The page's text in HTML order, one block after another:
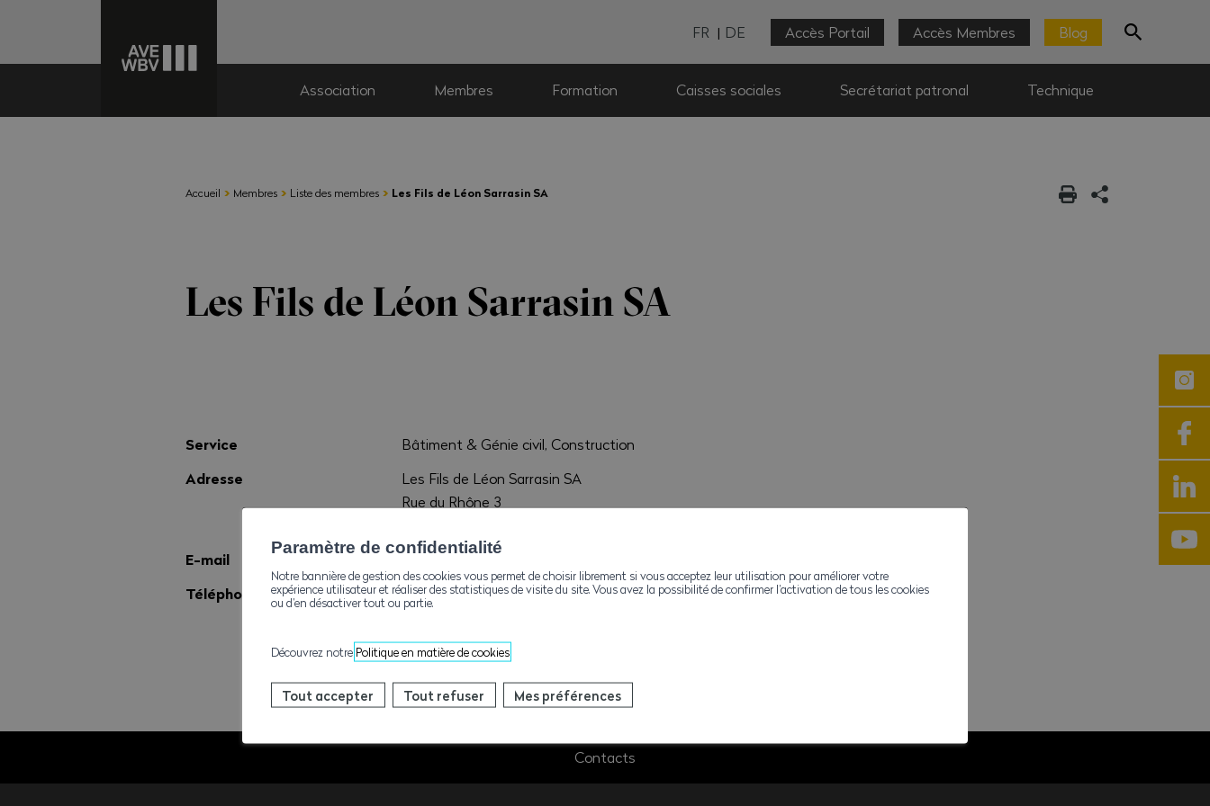
FR DE Accès Portail Accès Membres Blog
Association Membres Formation Caisses sociales Secrétariat patronal Technique
Accueil › Membres › Liste des membres › Les Fils de Léon Sarrasin SA
Les Fils de Léon Sarrasin SA
Service Bâtiment & Génie civil, Construction
Adresse
Les Fils de Léon Sarrasin SA
Rue du Rhône 3
E-mail info@sarrabat.ch
Téléphone +41277222350
Contacts
Paramètre de confidentialité
Notre bannière de gestion des cookies vous permet de choisir librement si vous acceptez leur utilisation pour améliorer votre
expérience utilisateur et réaliser des statistiques de visite du site. Vous avez la possibilité de confirmer l’activation de tous les cookies
ou d’en désactiver tout ou partie.
Découvrez notre Politique en matière de cookies
Tout accepter Tout refuser Mes préférences